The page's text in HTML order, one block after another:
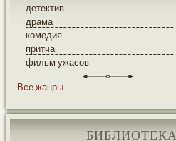
детектив
драма
комедия
притча
фильм ужасов
Все жанры
БИБЛИОТЕКА